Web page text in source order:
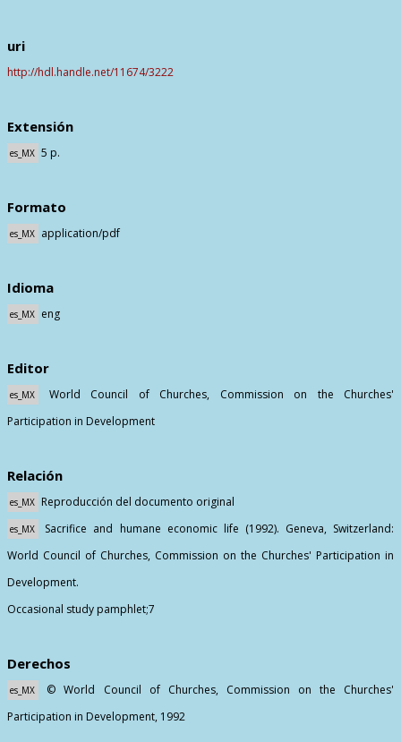
uri
http://hdl.handle.net/11674/3222
Extensión
es_MX 5 p.
Formato
es_MX application/pdf
Idioma
es_MX eng
Editor
es_MX
World Council of Churches, Commission on the Churches'
Participation in Development
Relación
es_MX Reproducción del documento original
es_MX
Sacrifice and humane economic life (1992). Geneva, Switzerland:
World Council of Churches, Commission on the Churches' Participation in
Development.
Occasional study pamphlet;7
Derechos
es_MX
© World Council of Churches, Commission on the Churches'
Participation in Development, 1992